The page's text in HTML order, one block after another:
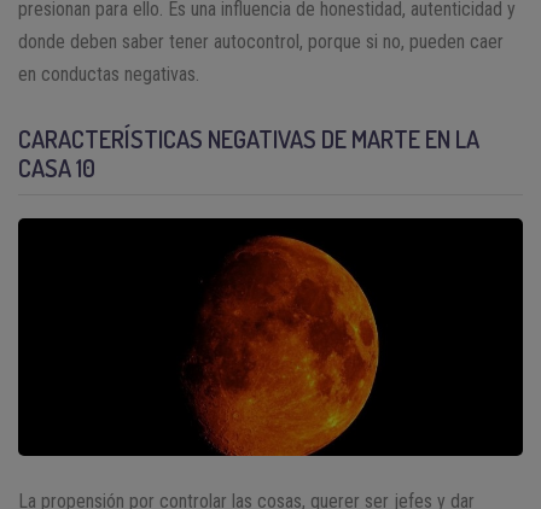
presionan para ello. Es una influencia de honestidad, autenticidad y
donde deben saber tener autocontrol, porque si no, pueden caer
en conductas negativas.
CARACTERÍSTICAS NEGATIVAS DE MARTE EN LA
CASA 10
La propensión por controlar las cosas, querer ser jefes y dar